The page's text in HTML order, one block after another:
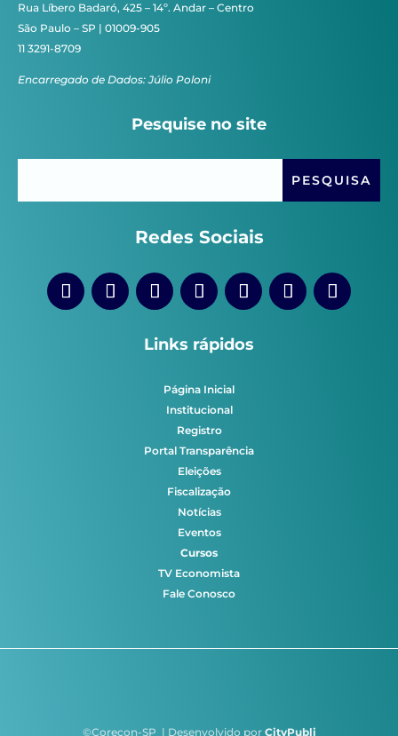
Rua Líbero Badaró, 425 – 14º. Andar – Centro
São Paulo – SP | 01009-905
11 3291-8709
Encarregado de Dados: Júlio Poloni
Pesquise no site
Redes Sociais
Links rápidos
Página Inicial
Institucional
Registro
Portal Transparência
Eleições
Fiscalização
Notícias
Eventos
Cursos
TV Economista
Fale Conosco
©Corecon-SP | Desenvolvido por CityPubli